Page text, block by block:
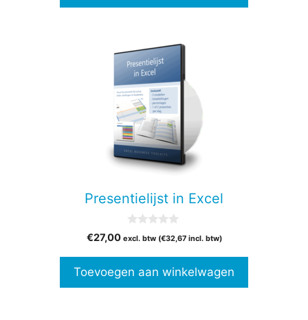
Presentielijst in Excel
v
5
€27,00 excl. btw (€32,67incl. btw)
Toevoegen aan winkelwagen